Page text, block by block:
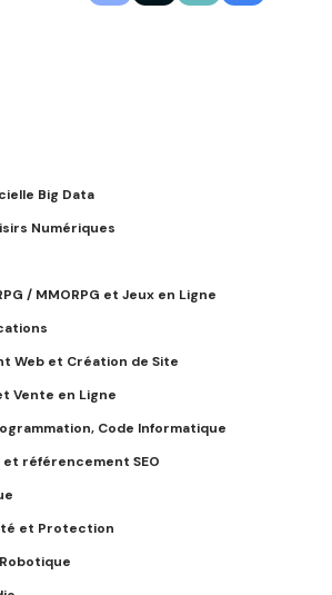
Big Data
Numériques
/ MMORPG et Jeux en Ligne
Web et Création de Site
Vente en Ligne
Code Informatique
référencement SEO
et Protection